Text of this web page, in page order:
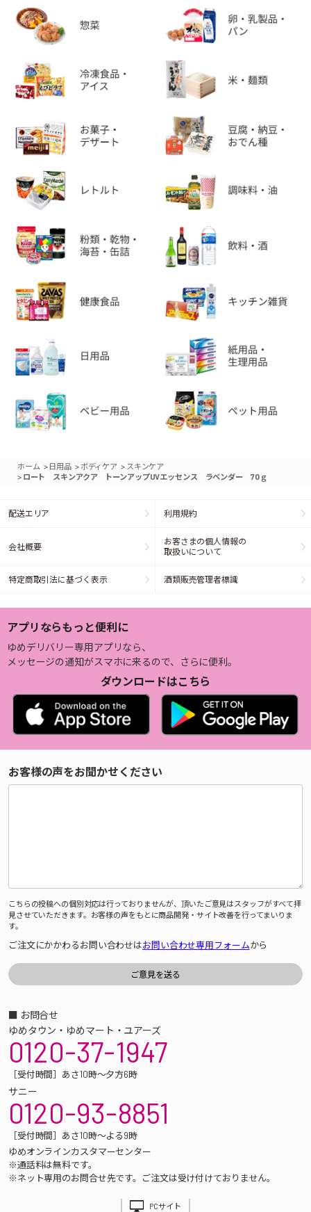
ホーム > 日用品 > ボディケア > スキンケア
> ロート スキンアクア トーンアップUVエッセンス ラベンダー 70ｇ
配送エリア 利用規約
会社概要
お客さまの個人情報の
取扱いについて
特定商取引法に基づく表示 酒類販売管理者標識
アプリならもっと便利に
ゆめデリバリー専用アプリなら、
メッセージの通知がスマホに来るので、さらに便利。
ダウンロードはこちら
お客様の声をお聞かせください
こちらの投稿への個別対応は行っておりませんが、頂いたご意見はスタッフがすべて拝
見させていただきます。お客様の声をもとに商品開発・サイト改善を行ってまいりま
す。
ご注文にかかわるお問い合わせはお問い合わせ専用フォームから
■ お問合せ
ゆめタウン・ゆめマート・ユアーズ
0120-37-1947
［受付時間］あさ10時～夕方6時
サニー
0120-93-8851
［受付時間］あさ10時～よる9時
ゆめオンラインカスタマーセンター
※通話料は無料です。
※ネット専用のお問合せ先です。ご注文は受け付けておりません。
PCサイト